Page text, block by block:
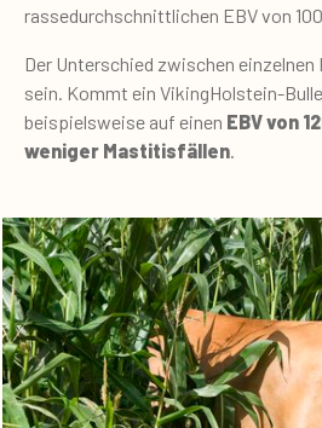
rassedurchschnittlichen EBV von 100.
Der Unterschied zwischen
sein. Kommt ein VikingHolstein-
beispielsweise auf einen EBV von
weniger Mastitisfällen